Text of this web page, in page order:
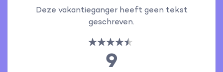
Deze vakantieganger heeft geen tekst
geschreven.
9